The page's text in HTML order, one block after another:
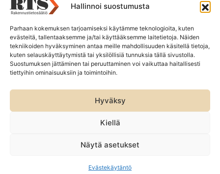
Hallinnoi suostumusta
Parhaan kokemuksen tarjoamiseksi käytämme teknologioita, kuten
evästeitä, tallentaaksemme ja/tai käyttääksemme laitetietoja. Näiden
tekniikoiden hyväksyminen antaa meille mahdollisuuden käsitellä tietoja,
kuten selauskäyttäytymistä tai yksilöllisiä tunnuksia tällä sivustolla.
Suostumuksen jättäminen tai peruuttaminen voi vaikuttaa haitallisesti
tiettyihin ominaisuuksiin ja toimintoihin.
Hyväksy
Kiellä
Näytä asetukset
Evästekäytäntö
Tee käyttölupahakemus
Tilaa uutiskirje